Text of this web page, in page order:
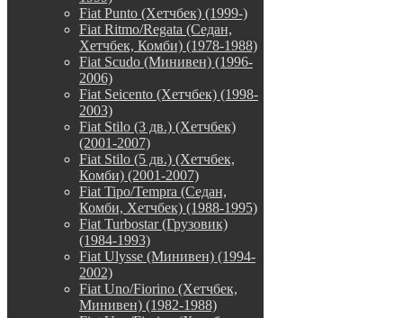
Fiat Punto (Хетчбек) (1999-)
Fiat Ritmo/Regata (Седан,
Хетчбек, Комби) (1978-1988)
Fiat Scudo (Минивен) (1996-
2006)
Fiat Seicento (Хетчбек) (1998-
2003)
Fiat Stilo (3 дв.) (Хетчбек)
(2001-2007)
Fiat Stilo (5 дв.) (Хетчбек,
Комби) (2001-2007)
Fiat Tipo/Tempra (Седан,
Комби, Хетчбек) (1988-1995)
Fiat Turbostar (Грузовик)
(1984-1993)
Fiat Ulysse (Минивен) (1994-
2002)
Fiat Uno/Fiorino (Хетчбек,
Минивен) (1982-1988)